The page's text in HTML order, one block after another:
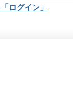
ログイン」